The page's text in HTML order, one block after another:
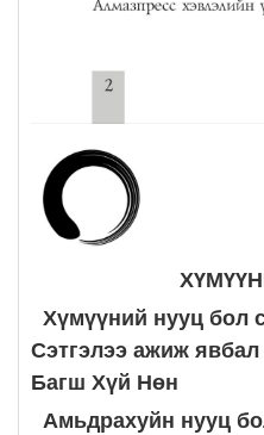
ХҮМҮҮНИЙ
Хүмүүний нууц бол
Сэтгэлээ ажиж
Багш Хүй Нөн
Амьдрахуйн нууц